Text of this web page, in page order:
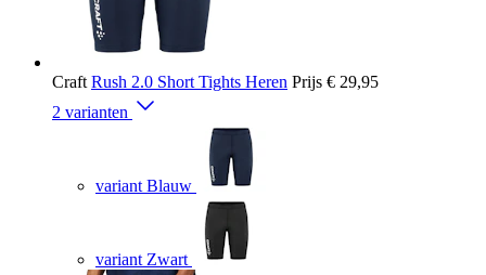
Craft Rush 2.0 Short Tights Heren Prijs € 29,95
2 varianten
variant Blauw
variant Zwart